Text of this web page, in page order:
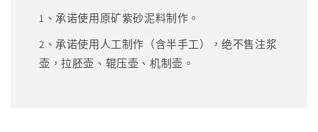
1、承诺使用原矿紫砂泥料制作。
2、承诺使用人工制作（含半手工），绝不售注浆
壶，拉胚壶、辊压壶、机制壶。